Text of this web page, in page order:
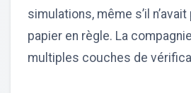
simulations, même s’il
papier en règle. La
multiples couches de